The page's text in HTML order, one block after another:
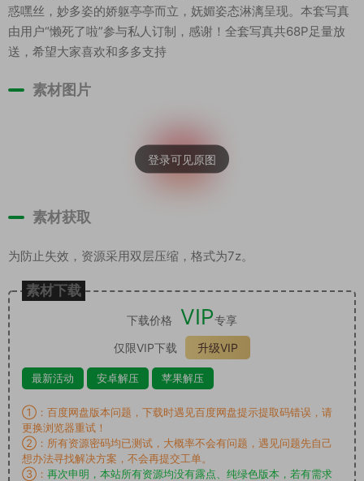
惑嘿丝，妙多姿的娇躯亭亭而立，妩媚姿态淋漓呈现。本套写真
由用户“懒死了啦”参与私人订制，感谢！全套写真共68P足量放
送，希望大家喜欢和多多支持
素材图片
素材获取
为防止失效，资源采用双层压缩，格式为7z。
素材下载
下载价格 VIP专享
仅限VIP下载
升级VIP
最新活动 安卓解压 苹果解压
①：百度网盘版本问题，下载时遇见百度网盘提示提取码错误，请
更换浏览器重试！
②：所有资源密码均已测试，大概率不会有问题，遇见问题先自己
想办法寻找解决方案，不会再提交工单。
③： 再次申明，本站所有资源均没有露点、纯绿色版本，若有需求